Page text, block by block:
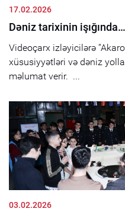
17.02.2026
Dəniz tarixinin işığında…
Videoçarx izləyicilərə
xüsusiyyətləri və dəniz
məlumat verir. ...
03.02.2026